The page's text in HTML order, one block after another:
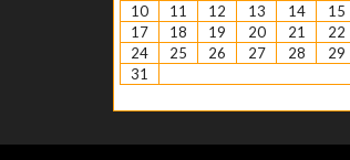
10
11 12 13 14 15
17
18 19 20 21 22
24
25 26 27 28 29
31